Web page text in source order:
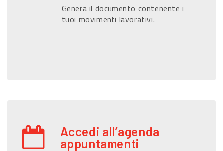
Genera il documento contenente i
tuoi movimenti lavorativi.
Accedi all’agenda
appuntamenti